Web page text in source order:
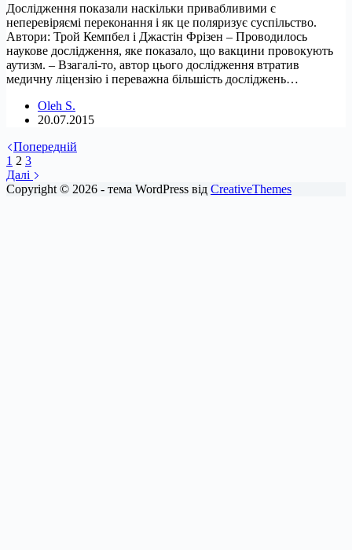
Дослідження показали наскільки привабливими є
неперевіряємі переконання і як це поляризує суспільство.
Автори: Трой Кемпбел і Джастін Фрізен – Проводилось
наукове дослідження, яке показало, що вакцини провокують
аутизм. – Взагалі-то, автор цього дослідження втратив
медичну ліцензію і переважна більшість досліджень…
Oleh S.
20.07.2015
Попередній
1 2 3
Далі
Copyright © 2026 - тема WordPress від CreativeThemes